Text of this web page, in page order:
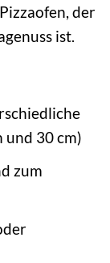
der
ist.
und 30 cm)
zum